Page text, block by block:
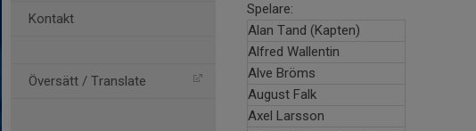
Kontakt
Översätt / Translate
Spelare:
Alan Tand (Kapten)
Alfred Wallentin
Alve Bröms
August Falk
Axel Larsson